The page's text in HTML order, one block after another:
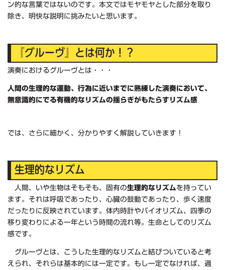
ン的な言葉ではないのです。本文ではモヤモヤとした部分を取り
除き、明快な説明に挑みたいと思います。
『グルーヴ』とは何か！？
演奏におけるグルーヴとは・・・
人間の生理的な運動、行為に近いまでに熟練した演奏において、
無意識的にでる有機的なリズムの揺らぎがもたらすリズム感
では、さらに細かく、分かりやすく解説していきます！
生理的なリズム
人間、いや生物はそもそも、固有の生理的なリズム を持ってい
ます。それは呼吸であったり、心臓の鼓動であったり、歩く速度
だったりに反映されています。体内時計やバイオリズム、四季の
移り変わりによる一年という時間の流れ等。生命としてのリズム
感です。
グルーヴとは、こうした生理的なリズムと結びついていると考
えられ、それらは基本的には一定です。もし一定でなければ、過